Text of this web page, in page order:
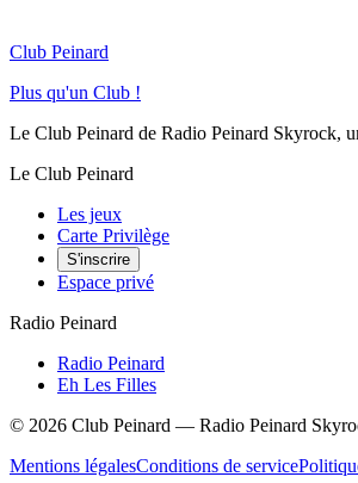
Club Peinard
Plus qu'un Club !
Le Club Peinard de Radio Peinard Skyrock,
Le Club Peinard
Les jeux
Carte Privilège
S'inscrire
Espace privé
Radio Peinard
Radio Peinard
Eh Les Filles
© 2026 Club Peinard — Radio Peinard
Mentions légalesConditions de service